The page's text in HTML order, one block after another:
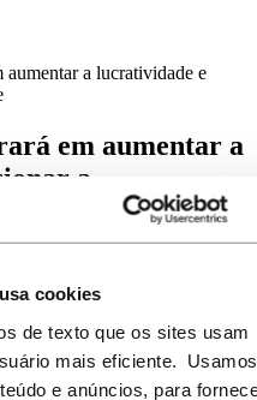
cookies
de texto que os sites usam
mais eficiente. Usamos
e anúncios, para
a lucratividade e
em aumentar a
a
de nova presidente e CEO
de elevar a lucratividade e
tornar uma fornecedora líder
baixo carbono.